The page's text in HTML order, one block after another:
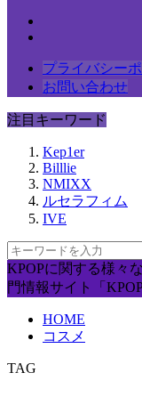
プライバシー
お問い合わせ
注目キーワード
Kep1er
Billlie
NMIXX
ルセラフィム
IVE
KPOPに関する様々
門情報サイト「
HOME
コスメ
TAG